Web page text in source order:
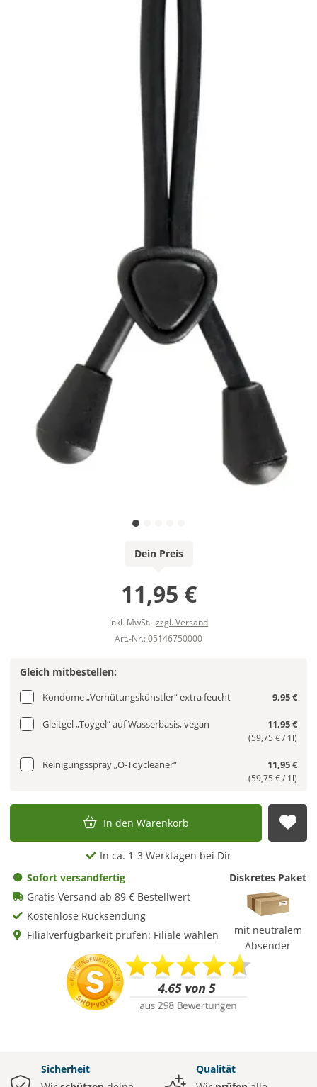
Dein Preis
11,95 €
inkl. MwSt.-zzgl. Versand
Art.-Nr.: 05146750000
Gleich mitbestellen:
Kondome „Verhütungskünstler“ extra feucht 9,95 €
Gleitgel „Toygel“ auf Wasserbasis, vegan 11,95 €
(59,75 € / 1l)
Reinigungsspray „O-Toycleaner“ 11,95 €
(59,75 € / 1l)
In den Warenkorb
In ca. 1-3 Werktagen bei Dir
Sofort versandfertig
Gratis Versand ab 89 € Bestellwert
Kostenlose Rücksendung
Filialverfügbarkeit prüfen: Filiale wählen
Diskretes Paket
mit neutralem
Absender
Sicherheit
Qualität